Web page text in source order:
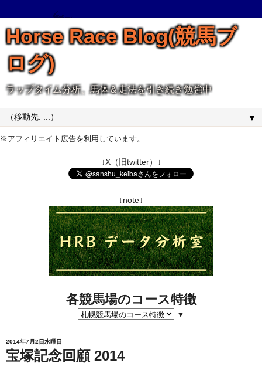
Horse Race Blog(競馬ブ
ログ)
ラップタイム分析、馬体＆走法を引き続き勉強中
▼
※アフィリエイト広告を利用しています。
↓X（旧twitter）↓
↓note↓
各競馬場のコース特徴
▼
2014年7月2日水曜日
宝塚記念回顧 2014